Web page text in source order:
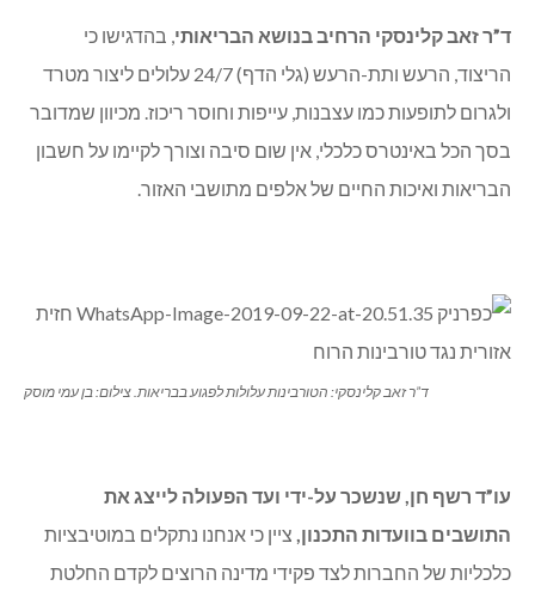
ד”ר זאב קלינסקי הרחיב בנושא הבריאותי, בהדגישו כי
הריצוד, הרעש ותת-הרעש (גלי הדף) 24/7 עלולים ליצור מטרד
ולגרום לתופעות כמו עצבנות, עייפות וחוסר ריכוז. מכיוון שמדובר
בסך הכל באינטרס כלכלי, אין שום סיבה וצורך לקיימו על חשבון
הבריאות ואיכות החיים של אלפים מתושבי האזור.
ד”ר זאב קלינסקי: הטורבינות עלולות לפגוע בבריאות. צילום: בן עמי מוסק
עו”ד רשף חן, שנשכר על-ידי ועד הפעולה לייצג את
התושבים בוועדות התכנון, ציין כי אנחנו נתקלים במוטיבציות
כלכליות של החברות לצד פקידי מדינה הרוצים לקדם החלטת